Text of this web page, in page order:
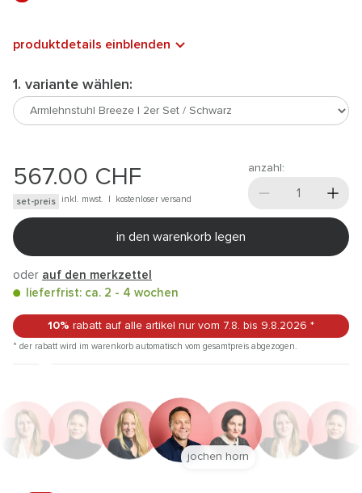
produktdetails einblenden
1. variante wählen:
567.00 CHF
set-preis inkl. mwst. | kostenloser versand
anzahl:
in den warenkorb legen
oder auf den merkzettel
lieferfrist: ca. 2 - 4 wochen
10% rabatt auf alle artikel nur vom 7.8. bis 9.8.2026 *
* der rabatt wird im warenkorb automatisch vom gesamtpreis abgezogen.
jochen horn